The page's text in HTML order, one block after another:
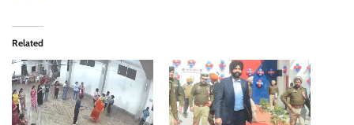
Related